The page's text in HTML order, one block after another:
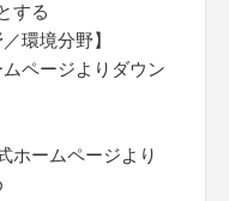
する
環境分野】
ページよりダウン
ホームページより